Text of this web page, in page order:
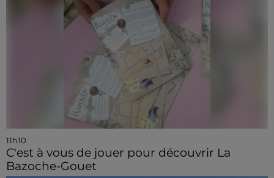
11h10
C'est à vous de jouer pour découvrir La
Bazoche-Gouet